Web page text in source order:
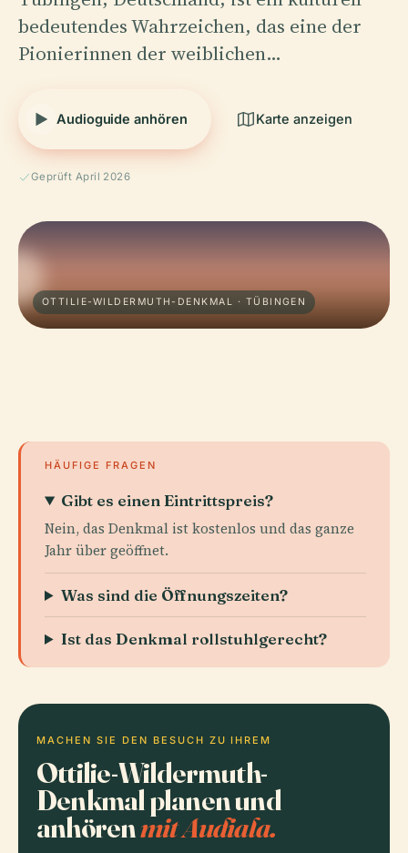
bedeutendes Wahrzeichen, das eine der
Pionierinnen der weiblichen…
Audioguide anhören Karte anzeigen
Geprüft April 2026
OTTILIE-WILDERMUTH-DENKMAL · TÜBINGEN
HÄUFIGE FRAGEN
Gibt es einen Eintrittspreis?
Nein, das Denkmal ist kostenlos und das ganze
Jahr über geöffnet.
Was sind die Öffnungszeiten?
Ist das Denkmal rollstuhlgerecht?
MACHEN SIE DEN BESUCH ZU IHREM
Ottilie-Wildermuth-
Denkmal planen und
anhörenmit Audiala.